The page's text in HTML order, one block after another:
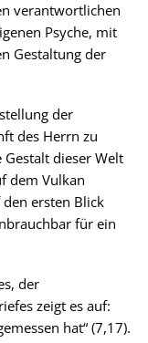
verantwortlichen
Psyche, mit
Gestaltung der
der
des Herrn zu
Gestalt dieser Welt
dem Vulkan
den ersten Blick
für ein
der
zeigt es auf:
hat“ (7,17).